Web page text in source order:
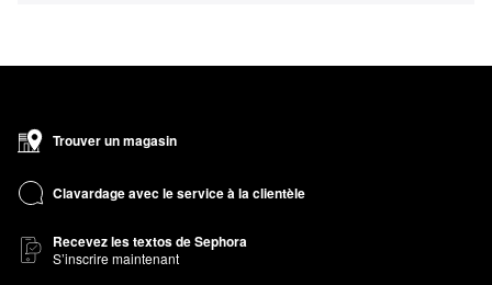
Trouver un magasin
Clavardage avec le service à la clientèle
Recevez les textos de Sephora
S’inscrire maintenant